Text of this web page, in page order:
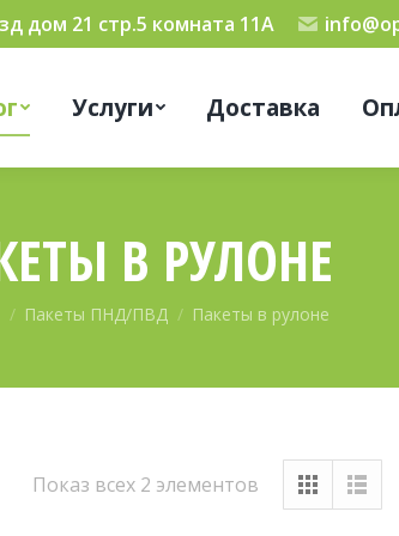
дом 21 стр.5 комната 11А
Услуги Доставка
В РУЛОНЕ
Пакеты ПНД/ПВД Пакеты в рулоне
Показ всех 2 элементов